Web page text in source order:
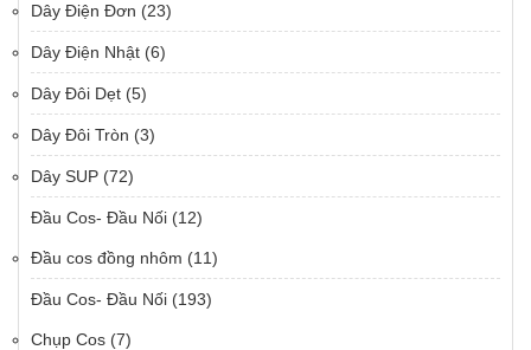
Dây Điện Đơn (23)
Dây Điện Nhật (6)
Dây Đôi Dẹt (5)
Dây Đôi Tròn (3)
Dây SUP (72)
Đầu Cos- Đầu Nối (12)
Đầu cos đồng nhôm (11)
Đầu Cos- Đầu Nối (193)
Chụp Cos (7)